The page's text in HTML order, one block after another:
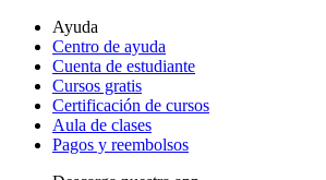
Ayuda
Centro de ayuda
Cuenta de estudiante
Cursos gratis
Certificación de cursos
Aula de clases
Pagos y reembolsos